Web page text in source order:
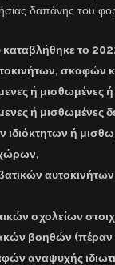
δαπάνης του
το
σκαφών
ή
ή
ιδιόκτητων ή
σχολείων
βοηθών (πέραν
αναψυχής